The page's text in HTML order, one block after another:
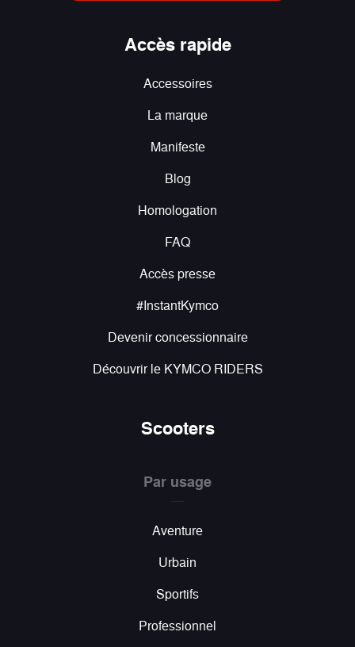
Accès rapide
Accessoires
La marque
Manifeste
Blog
Homologation
FAQ
Accès presse
#InstantKymco
Devenir concessionnaire
Découvrir le KYMCO RIDERS
Scooters
Par usage
Aventure
Urbain
Sportifs
Professionnel